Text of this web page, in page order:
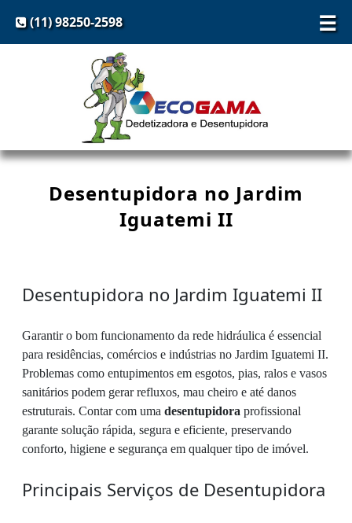
☰
(11) 98250-2598
Desentupidora no Jardim
Iguatemi II
Desentupidora no Jardim Iguatemi II
Garantir o bom funcionamento da rede hidráulica é essencial
para residências, comércios e indústrias no Jardim Iguatemi II.
Problemas como entupimentos em esgotos, pias, ralos e vasos
sanitários podem gerar refluxos, mau cheiro e até danos
estruturais. Contar com uma desentupidora profissional
garante solução rápida, segura e eficiente, preservando
conforto, higiene e segurança em qualquer tipo de imóvel.
Principais Serviços de Desentupidora